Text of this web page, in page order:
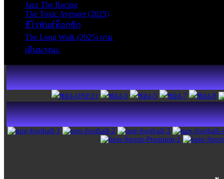
Jazz The Racing
The Toxic Avenger (2025)
ฮีโร่พันธุ์ท็อกซิก
The Long Walk (2025) เกม
เดินมรณะ